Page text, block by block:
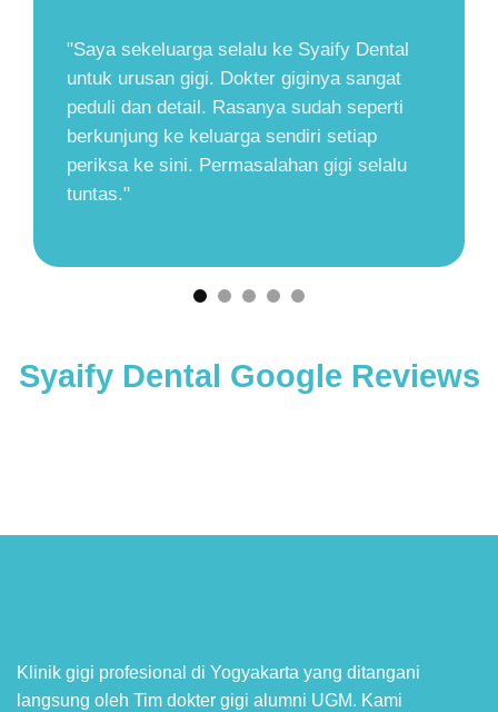
"Saya selalu nyaman perawatan gigi di
Syaify Dental. Dokter gigi, perawat, dan
seluruh staff ramah dan sangat perhatian.
Kliniknya sangat bersih dan nyaman.
Dokter gigi nya sangat sabar menjelaskan
proses perawatan, jadi selain bebas dari